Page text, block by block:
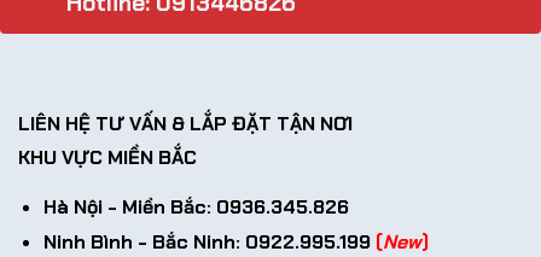
LIÊN HỆ TƯ VẤN & LẮP ĐẶT TẬN NƠI
KHU VỰC MIỀN BẮC
Hà Nội - Miền Bắc: 0936.345.826
Ninh Bình - Bắc Ninh: 0922.995.199 (New)